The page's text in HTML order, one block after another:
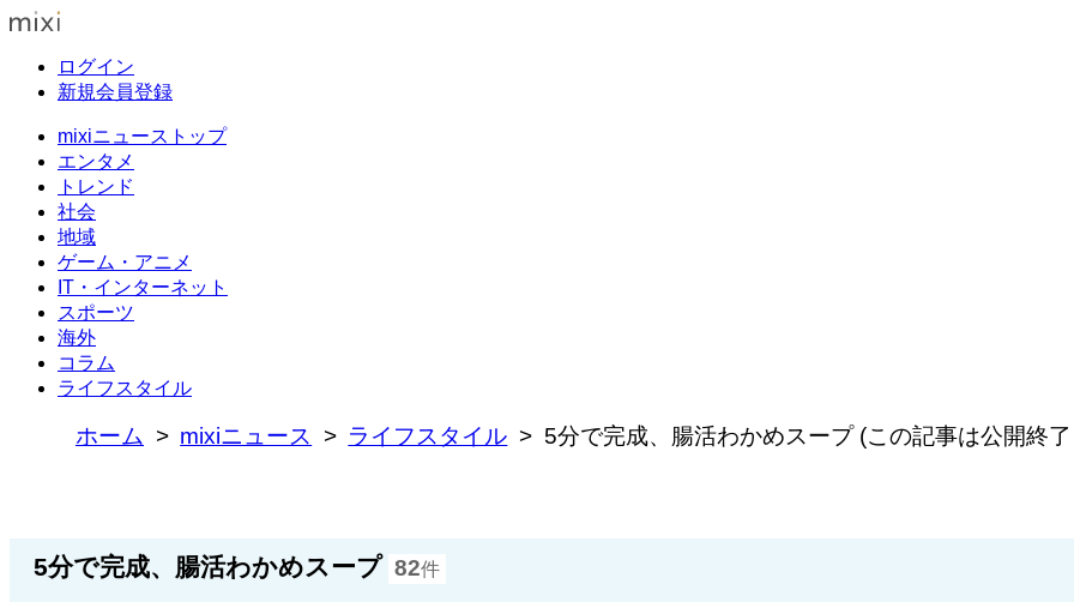
ログイン
新規会員登録
mixiニューストップ
エンタメ
トレンド
社会
地域
ゲーム・アニメ
IT・インターネット
スポーツ
海外
コラム
ライフスタイル
ホーム mixiニュース ライフスタイル 5分で完成、腸活わかめスープ (この記事は公開終
5分で完成、腸活わかめスープ 82件